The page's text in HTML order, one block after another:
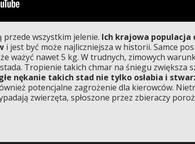
przede wszystkim jelenie. Ich krajowa populacja
i jest być może najliczniejsza w historii. Samce
ważyć nawet 5 kg. W trudnych, zimowych
Tropienie takich chmar na śniegu zwiększa
nękanie takich stad nie tylko osłabia i
potencjalne zagrożenie dla kierowców.
zwierzęta, spłoszone przez zbieraczy